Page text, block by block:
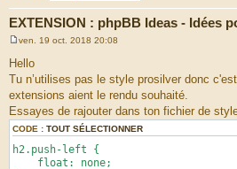
EXTENSION : phpBB Ideas - Idées
e
s
s
a
g
e
ven. 19 oct. 2018 20:08
Hello
Tu n’utilises pas le style prosilver donc
extensions aient le rendu souhaité.
Essayes de rajouter dans ton fichier de
CODE : TOUT SÉLECTIONNER
h2.push-left {
float: none;